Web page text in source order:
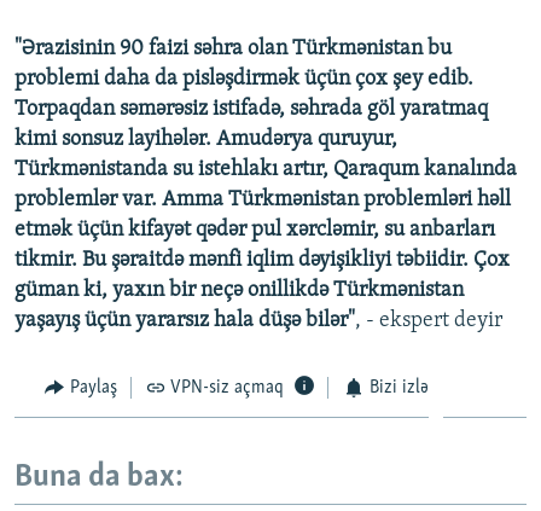
"Ərazisinin 90 faizi səhra olan Türkmənistan bu
problemi daha da pisləşdirmək üçün çox şey edib.
Torpaqdan səmərəsiz istifadə, səhrada göl yaratmaq
kimi sonsuz layihələr. Amudərya quruyur,
Türkmənistanda su istehlakı artır, Qaraqum kanalında
problemlər var. Amma Türkmənistan problemləri həll
etmək üçün kifayət qədər pul xərcləmir, su anbarları
tikmir. Bu şəraitdə mənfi iqlim dəyişikliyi təbiidir. Çox
güman ki, yaxın bir neçə onillikdə Türkmənistan
yaşayış üçün yararsız hala düşə bilər", - ekspert deyir
Paylaş VPN-siz açmaq Bizi izlə
Buna da bax: